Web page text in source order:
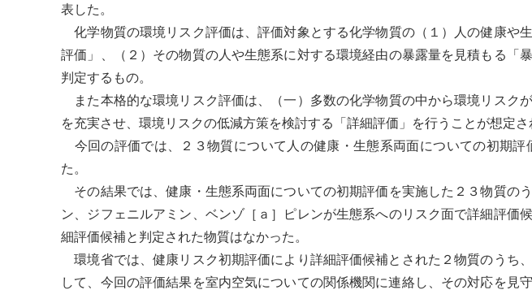
表した。
化学物質の環境 リスク評価は、評価対象とする化学物質の（１）人の健康や
評価」、（２）その物質の人や生態系に対する環境経由の暴露量を見積もる「
判定するもの。
また本格的な環境 リスク評価は、（一）多数の化学物質の中から環境リスク
を充実させ、環境リスクの低減方策を検討する「詳細評価」を行うことが想定さ
今回の評価では、２３物質について人の健康・生態系両面についての初期評
た。
その結果では、健康・ 生態系両面についての初期評価を実施した２３物質の
ン、ジフェニルアミン、ベンゾ［ａ］ピレンが生態系へのリスク面で詳細評価
細評価候補と判定された物質はなかった。
環境省では、健康リスク初期評価により詳細評価候補とされた２物質のうち
して、今回の評価結果を室内空気についての関係機関に連絡し、その対応を見